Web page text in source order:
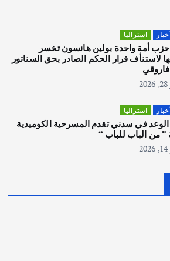
المقبل
يوليو 28, 2026
مدينة كلباء الاماراتية
في جذور المشكلة وحلولها المستدامة
استراليا
أمة واحدة بولين هانسون تخسر
لاستنأف قرار الحكم الصادر بحق السناتور
استراليا
في سدني تقدم المسرحية الكوميدية
” من الباب للباب “